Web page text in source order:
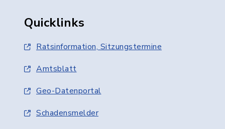
Quicklinks
Ratsinformation, Sitzungstermine
Amtsblatt
Geo-Datenportal
Schadensmelder